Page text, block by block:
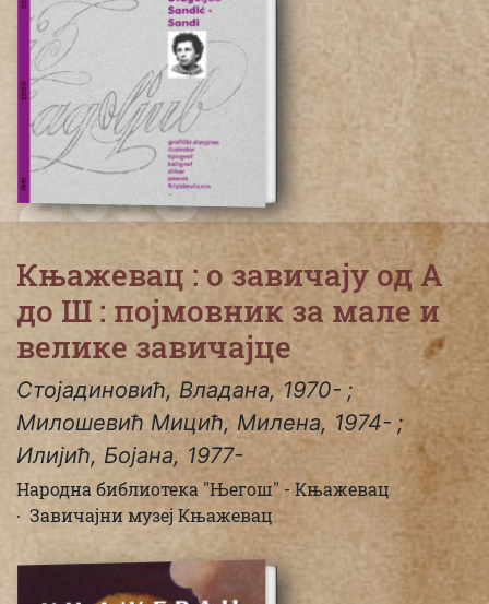
2018
Књажевац : о завичају од А
до Ш : појмовник за мале и
велике завичајце
Стојадиновић, Владана, 1970-
Милошевић Мицић, Милена, 1974-
Илијић, Бојана, 1977-
Народна библиотека "Његош" - Књажевац
Завичајни музеј Књажевац